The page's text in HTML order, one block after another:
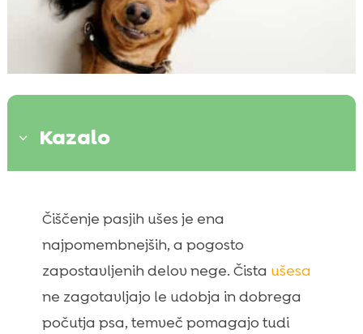
3 Kazalo
Spomladansko obdobje povečane
aktivnosti pri psih – zakaj nenadoma
postanejo bolj energični?
Katere pasje igrače so idealne za
spomladansko igro na prostem?
Čiščenje pasjih ušes je ena
najpomembnejših, a pogosto
zapostavljenih delov nege. Čista ušesa
ne zagotavljajo le udobja in dobrega
počutja psa, temveč pomagajo tudi